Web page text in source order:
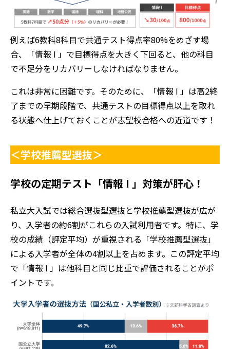
例えば6教科8科目で共通テスト得点率80%をめざす場
合、「情報 I 」で目標得点を大きく下回ると、他の科目
で不足分をリカバリーしなければなりません。
これは非常に困難です。そのために、「情報 I 」は高2終
了までの早期段階で、共通テストの目標得点以上を取れ
る状態へ仕上げておくことが志望校合格への近道です！
＜学校推薦型選抜＞
学校の定期テスト「情報 I 」対策が肝心！
私立大入試では総合選抜型選抜と学校推薦型選抜が広が
り、入学者の約6割がこれらの入試利用者です。特に、学
校の成績（評定平均）が重視される「学校推薦型選抜」
による入学者が全体の4割以上を占めます。この評定平均
で「情報 I 」は他科目と同じ比重で評価されることがポ
イントです。